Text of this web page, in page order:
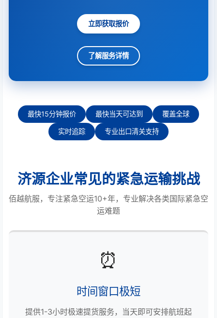
立即获取报价
了解服务详情
最快15分钟报价 最快当天可达到 覆盖全球
实时追踪 专业出口清关支持
济源企业常见的紧急运输挑战
佰越航服，专注紧急空运10+年，专业解决各类国际紧急空
运难题
⏰
时间窗口极短
提供1-3小时极速提货服务，当天即可安排航班起